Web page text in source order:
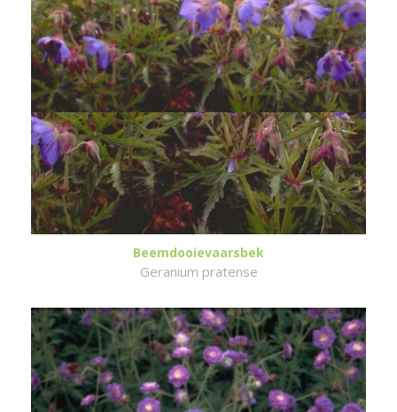
Beemdooievaarsbek
Geranium pratense